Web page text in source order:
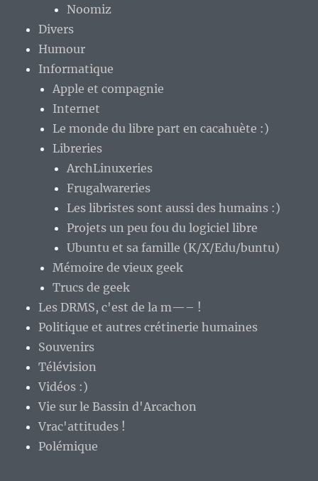
Noomiz
Divers
Humour
Informatique
Apple et compagnie
Internet
Le monde du libre part en cacahuète :)
Libreries
ArchLinuxeries
Frugalwareries
Les libristes sont aussi des humains :)
Projets un peu fou du logiciel libre
Ubuntu et sa famille (K/X/Edu/buntu)
Mémoire de vieux geek
Trucs de geek
Les DRMS, c'est de la m—– !
Politique et autres crétinerie humaines
Souvenirs
Télévision
Vidéos :)
Vie sur le Bassin d'Arcachon
Vrac'attitudes !
Polémique